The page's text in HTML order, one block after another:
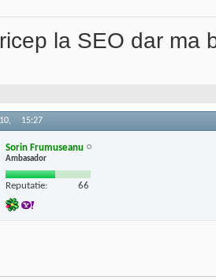
la SEO dar ma
15:27
Sorin Frumuseanu
Ambasador
Reputatie: 66